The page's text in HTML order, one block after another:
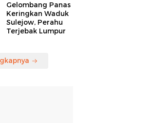
Gelombang Panas
Keringkan Waduk
Sulejow, Perahu
Terjebak Lumpur